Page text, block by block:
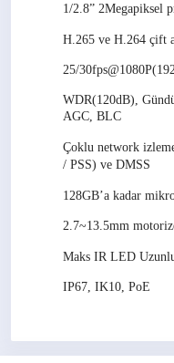
1/2.8” 2Megapiksel
H.265 ve H.264 çift
25/
WDR(120dB),
AGC, BLC
Çoklu network
/ PSS) ve DMSS
128GB’a kadar
2.7~13.5mm
Maks IR LED
IP67, IK10, PoE